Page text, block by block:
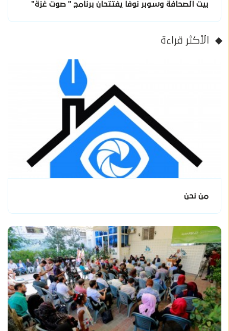
بيت الصحافة وسوبر نوفا يفتتحان برنامج " صوت غزة"
الأكثر قراءة
من نحن